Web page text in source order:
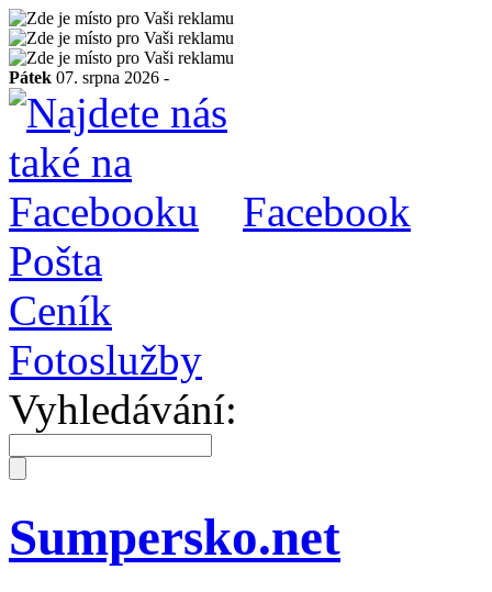
Pátek 07. srpna 2026 -
Facebook
Pošta
Ceník
Fotoslužby
Vyhledávání:
Sumpersko.net